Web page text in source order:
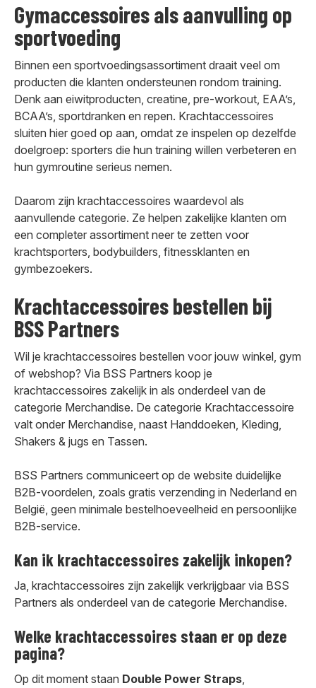
Gymaccessoires als aanvulling op
sportvoeding
Binnen een sportvoedingsassortiment draait veel om
producten die klanten ondersteunen rondom training.
Denk aan eiwitproducten, creatine, pre-workout, EAA’s,
BCAA’s, sportdranken en repen. Krachtaccessoires
sluiten hier goed op aan, omdat ze inspelen op dezelfde
doelgroep: sporters die hun training willen verbeteren en
hun gymroutine serieus nemen.
Daarom zijn krachtaccessoires waardevol als
aanvullende categorie. Ze helpen zakelijke klanten om
een completer assortiment neer te zetten voor
krachtsporters, bodybuilders, fitnessklanten en
gymbezoekers.
Krachtaccessoires bestellen bij
BSS Partners
Wil je krachtaccessoires bestellen voor jouw winkel, gym
of webshop? Via BSS Partners koop je
krachtaccessoires zakelijk in als onderdeel van de
categorie Merchandise. De categorie Krachtaccessoire
valt onder Merchandise, naast Handdoeken, Kleding,
Shakers & jugs en Tassen.
BSS Partners communiceert op de website duidelijke
B2B-voordelen, zoals gratis verzending in Nederland en
België, geen minimale bestelhoeveelheid en persoonlijke
B2B-service.
Kan ik krachtaccessoires zakelijk inkopen?
Ja, krachtaccessoires zijn zakelijk verkrijgbaar via BSS
Partners als onderdeel van de categorie Merchandise.
Welke krachtaccessoires staan er op deze
pagina?
Op dit moment staan Double Power Straps,